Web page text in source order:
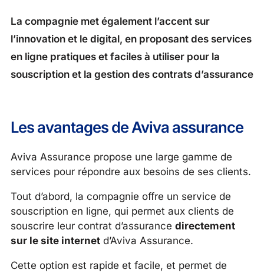
La compagnie met également l’accent sur
l’innovation et le digital, en proposant des services
en ligne pratiques et faciles à utiliser pour la
souscription et la gestion des contrats d’assurance
Les avantages de Aviva assurance
Aviva Assurance propose une large gamme de
services pour répondre aux besoins de ses clients.
Tout d’abord, la compagnie offre un service de
souscription en ligne, qui permet aux clients de
souscrire leur contrat d’assurance directement
sur le site internet d’Aviva Assurance.
Cette option est rapide et facile, et permet de